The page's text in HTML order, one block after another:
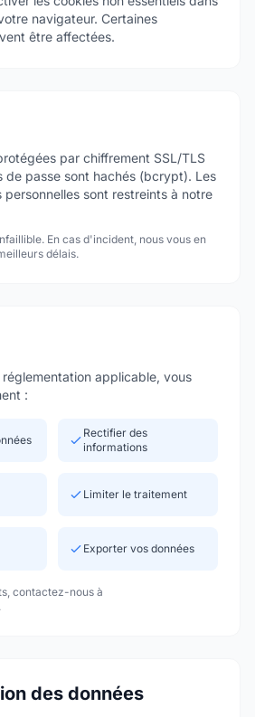
navigateur. Certaines
être affectées.
par chiffrement SSL/TLS
de passe sont hachés (bcrypt). Les
sont restreints à notre
En cas d'incident, nous vous en
délais.
applicable, vous
:
Rectifier des
informations
Limiter le traitement
Exporter vos données
contactez-nous à
.
des données